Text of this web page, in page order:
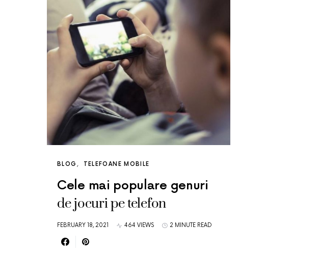
BLOG TELEFOANE MOBILE
Cele mai populare genuri
de jocuri pe telefon
FEBRUARY 18, 2021 464 VIEWS 2 MINUTE READ